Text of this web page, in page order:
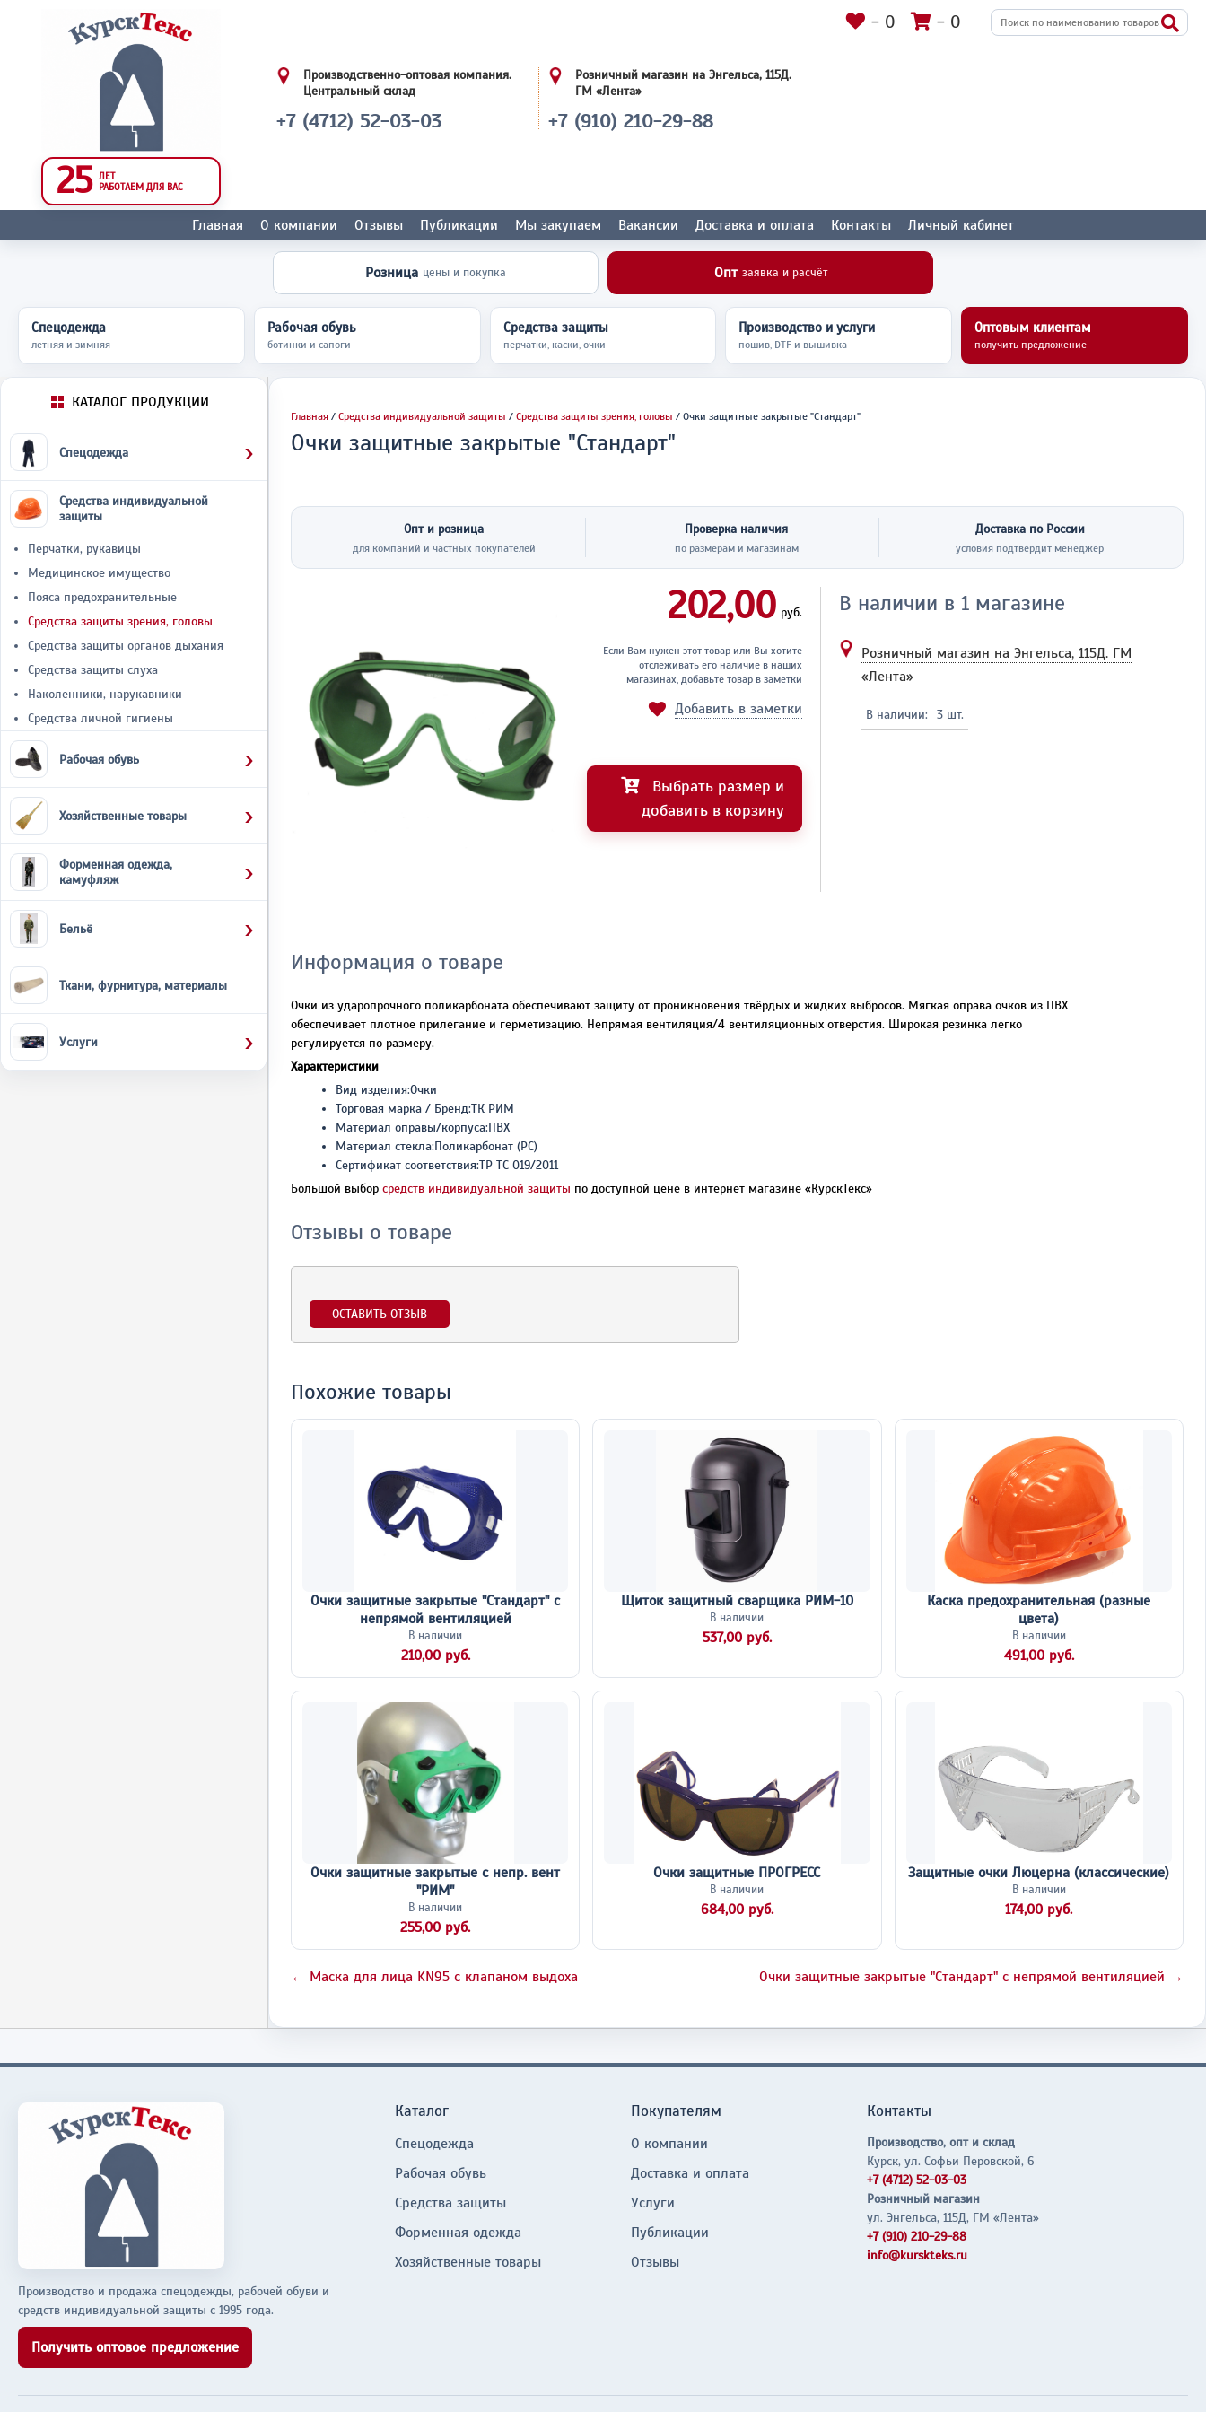
25 ЛЕТ
РАБОТАЕМ ДЛЯ ВАС
Производственно-оптовая компания.
Центральный склад
+7 (4712) 52-03-03
Розничный магазин на Энгельса, 115Д.
ГМ «Лента»
+7 (910) 210-29-88
- 0 - 0
Главная О компании Отзывы Публикации Мы закупаем Вакансии Доставка и оплата Контакты Личный кабинет
Розница цены и покупка Опт заявка и расчёт
Спецодежда
летняя и зимняя
Рабочая обувь
ботинки и сапоги
Средства защиты
перчатки, каски, очки
Производство и услуги
пошив, DTF и вышивка
Оптовым клиентам
получить предложение
КАТАЛОГ ПРОДУКЦИИ
Спецодежда
Средства индивидуальной
защиты
Перчатки, рукавицы
Медицинское имущество
Пояса предохранительные
Средства защиты зрения, головы
Средства защиты органов дыхания
Средства защиты слуха
Наколенники, нарукавники
Средства личной гигиены
Рабочая обувь
Хозяйственные товары
Форменная одежда,
камуфляж
Бельё
Ткани, фурнитура, материалы
Услуги
Главная / Средства индивидуальной защиты / Средства защиты зрения, головы / Очки защитные закрытые "Стандарт"
Очки защитные закрытые "Стандарт"
Опт и розница
для компаний и частных покупателей
Проверка наличия
по размерам и магазинам
Доставка по России
условия подтвердит менеджер
202,00 руб.
Если Вам нужен этот товар или Вы хотите
отслеживать его наличие в наших
магазинах, добавьте товар в заметки
Добавить в заметки
Выбрать размер и
добавить в корзину
В наличии в 1 магазине
Розничный магазин на Энгельса, 115Д. ГМ
«Лента»
В наличии: 3 шт.
Информация о товаре
Очки из ударопрочного поликарбоната обеспечивают защиту от проникновения твёрдых и жидких выбросов. Мягкая оправа очков из ПВХ
обеспечивает плотное прилегание и герметизацию. Непрямая вентиляция/4 вентиляционных отверстия. Широкая резинка легко
регулируется по размеру.
Характеристики
Вид изделия:Очки
Торговая марка / Бренд:ТК РИМ
Материал оправы/корпуса:ПВХ
Материал стекла:Поликарбонат (PC)
Сертификат соответствия:ТР ТС 019/2011
Большой выбор средств индивидуальной защиты по доступной цене в интернет магазине «КурскТекс»
Отзывы о товаре
ОСТАВИТЬ ОТЗЫВ
Похожие товары
Очки защитные закрытые "Стандарт" с
непрямой вентиляцией
В наличии
210,00 руб.
Щиток защитный сварщика РИМ-10
В наличии
537,00 руб.
Каска предохранительная (разные
цвета)
В наличии
491,00 руб.
Очки защитные закрытые с непр. вент
"РИМ"
В наличии
255,00 руб.
Очки защитные ПРОГРЕСС
В наличии
684,00 руб.
Защитные очки Люцерна (классические)
В наличии
174,00 руб.
← Маска для лица KN95 с клапаном выдоха Очки защитные закрытые "Стандарт" с непрямой вентиляцией →
Производство и продажа спецодежды, рабочей обуви и
средств индивидуальной защиты с 1995 года.
Получить оптовое предложение
Каталог
Спецодежда
Рабочая обувь
Средства защиты
Форменная одежда
Хозяйственные товары
Покупателям
О компании
Доставка и оплата
Услуги
Публикации
Отзывы
Контакты
Производство, опт и склад
Курск, ул. Софьи Перовской, 6
+7 (4712) 52-03-03
Розничный магазин
ул. Энгельса, 115Д, ГМ «Лента»
+7 (910) 210-29-88
info@kurskteks.ru